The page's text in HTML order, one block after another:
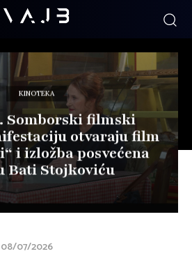
KINOTEKA
Somborski filmski
otvaraju film
i izložba posvećena
Bati Stojkoviću
08/07/2026